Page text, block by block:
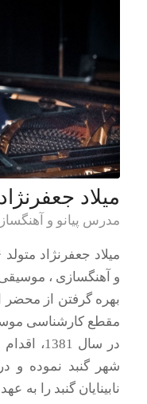
میلاد جعفرنژاد
مدرس پیانو و آهنگساز
بهره گرفتن از محضر
مقطع کارشناسی
در سال
نابینایان گنبد را